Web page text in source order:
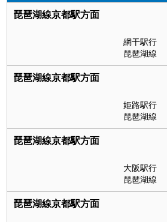
網干駅行
琵琶湖線
姫路駅行
琵琶湖線
大阪駅行
琵琶湖線